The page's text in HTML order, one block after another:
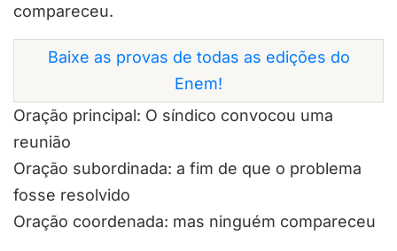
compareceu.
Baixe as provas de todas as edições do
Enem!
Oração principal: O síndico convocou uma
reunião
Oração subordinada: a fim de que o problema
fosse resolvido
Oração coordenada: mas ninguém compareceu